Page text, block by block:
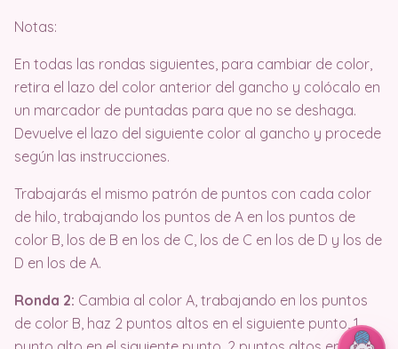
Notas:
En todas las rondas siguientes, para cambiar de color,
retira el lazo del color anterior del gancho y colócalo en
un marcador de puntadas para que no se deshaga.
Devuelve el lazo del siguiente color al gancho y procede
según las instrucciones.
Trabajarás el mismo patrón de puntos con cada color
de hilo, trabajando los puntos de A en los puntos de
color B, los de B en los de C, los de C en los de D y los de
D en los de A.
Ronda 2: Cambia al color A, trabajando en los puntos
de color B, haz 2 puntos altos en el siguiente punto, 1